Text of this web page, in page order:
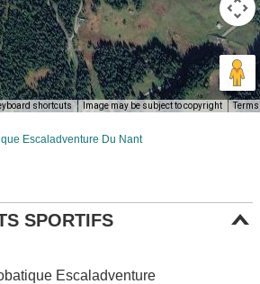
shortcuts Image may be subject to copyright Terms
Escaladventure Du Nant
SPORTIFS
Escaladventure